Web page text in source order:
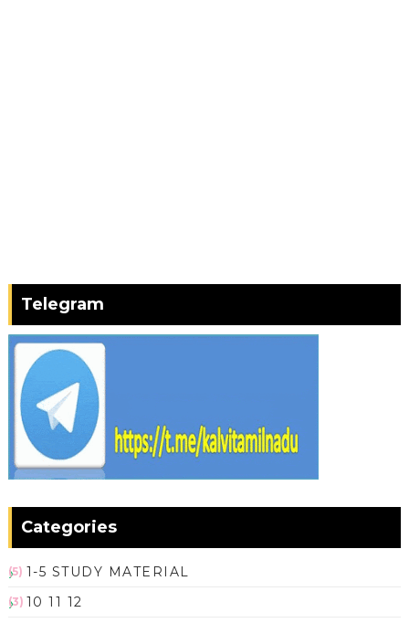
Telegram
Categories
1-5 STUDY MATERIAL
(5)
10 11 12
(3)